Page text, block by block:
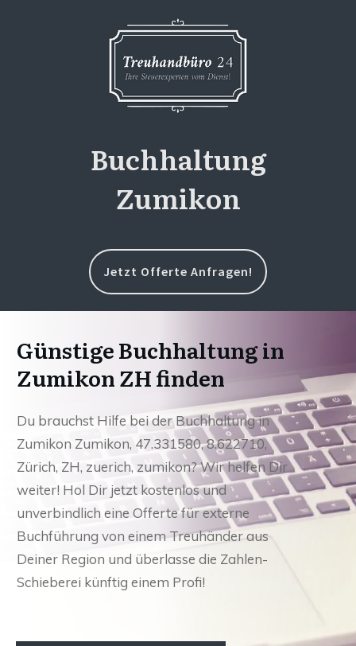
Buchhaltung
Zumikon
Jetzt Offerte Anfragen!
Günstige Buchhaltung in
Zumikon ZH finden
Du brauchst Hilfe bei der Buchhaltung in
Zumikon Zumikon, 47.331580, 8.622710,
Zürich, ZH, zuerich, zumikon? Wir helfen Dir
weiter! Hol Dir jetzt kostenlos und
unverbindlich eine Offerte für externe
Buchführung von einem Treuhänder aus
Deiner Region und überlasse die Zahlen-
Schieberei künftig einem Profi!